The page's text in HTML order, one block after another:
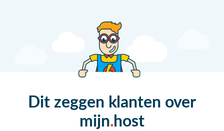
Dit zeggen klanten over
mijn host